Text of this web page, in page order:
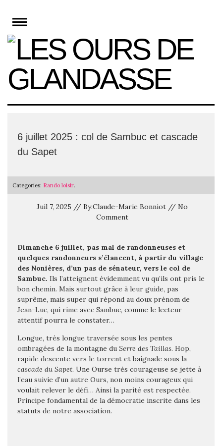
content
6 juillet 2025 : col de Sambuc et cascade
du Sapet
Categories: Rando loisir.
Juil 7, 2025 // By:Claude-Marie Bonniot // No
Comment
Dimanche 6 juillet, pas mal de randonneuses et
quelques randonneurs s’élancent, à partir du village
des Nonières, d’un pas de sénateur, vers le col de
Sambuc. Ils l’atteignent évidemment vu qu’ils ont pris le
bon chemin. Mais surtout grâce à leur guide, pas
suprême, mais super qui répond au doux prénom de
Jean-Luc, qui rime avec Sambuc, comme le lecteur
attentif pourra le constater…
Longue, très longue traversée sous les pentes
ombragées de la montagne du Serre des Taillas. Hop,
rapide descente vers le torrent et baignade sous la
cascade du Sapet. Une Ourse très courageuse se jette à
l’eau suivie d’un autre Ours, non moins courageux qui
voulait relever le défi… Ainsi la parité est respectée.
Principe fondamental de la démocratie inscrite dans les
statuts de notre association.